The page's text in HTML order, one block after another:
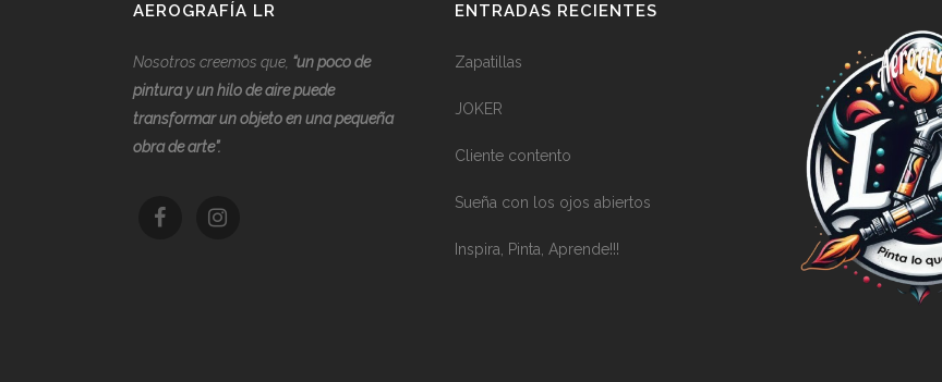
AEROGRAFÍA LR
Nosotros creemos que, “un poco de
pintura y un hilo de aire puede
transformar un objeto en una pequeña
obra de arte”.
ENTRADAS RECIENTES
Zapatillas
JOKER
Cliente contento
Sueña con los ojos abiertos
Inspira, Pinta, Aprende!!!